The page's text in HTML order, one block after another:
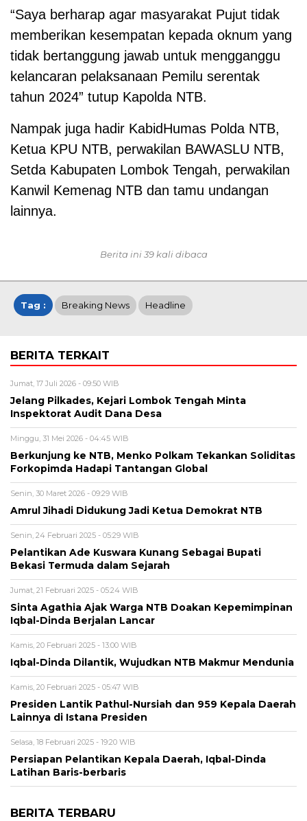
“Saya berharap agar masyarakat Pujut tidak
memberikan kesempatan kepada oknum yang
tidak bertanggung jawab untuk mengganggu
kelancaran pelaksanaan Pemilu serentak
tahun 2024” tutup Kapolda NTB.
Nampak juga hadir KabidHumas Polda NTB,
Ketua KPU NTB, perwakilan BAWASLU NTB,
Setda Kabupaten Lombok Tengah, perwakilan
Kanwil Kemenag NTB dan tamu undangan
lainnya.
Berita ini 39 kali dibaca
Tag : Breaking News Headline
BERITA TERKAIT
Jumat, 17 Juli 2026 - 09:50 WIB
Jelang Pilkades, Kejari Lombok Tengah Minta
Inspektorat Audit Dana Desa
Minggu, 31 Mei 2026 - 04:45 WIB
Berkunjung ke NTB, Menko Polkam Tekankan Soliditas
Forkopimda Hadapi Tantangan Global
Senin, 30 Maret 2026 - 09:29 WIB
Amrul Jihadi Didukung Jadi Ketua Demokrat NTB
Senin, 24 Februari 2025 - 05:29 WIB
Pelantikan Ade Kuswara Kunang Sebagai Bupati
Bekasi Termuda dalam Sejarah
Jumat, 21 Februari 2025 - 05:24 WIB
Sinta Agathia Ajak Warga NTB Doakan Kepemimpinan
Iqbal-Dinda Berjalan Lancar
Kamis, 20 Februari 2025 - 13:00 WIB
Iqbal-Dinda Dilantik, Wujudkan NTB Makmur Mendunia
Kamis, 20 Februari 2025 - 05:47 WIB
Presiden Lantik Pathul-Nursiah dan 959 Kepala Daerah
Lainnya di Istana Presiden
Selasa, 18 Februari 2025 - 19:20 WIB
Persiapan Pelantikan Kepala Daerah, Iqbal-Dinda
Latihan Baris-berbaris
BERITA TERBARU